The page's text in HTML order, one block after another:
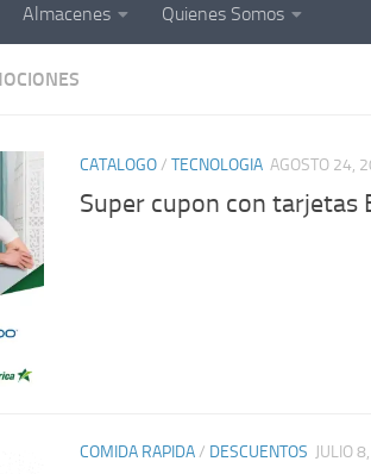
Almacenes Quienes Somos
CATALOGO/ TECNOLOGIA AGOSTO 24,
Super cupon con tarjetas
COMIDA RAPIDA/ DESCUENTOS JULIO